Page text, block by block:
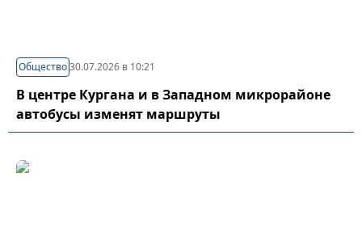
Общество30.07.2026 в 10:21
В центре Кургана и в Западном микрорайоне
автобусы изменят маршруты